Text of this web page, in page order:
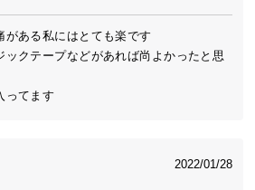
がある私にはとても楽です
ックテープなどがあれば尚よかったと思
ってます
2022/01/28